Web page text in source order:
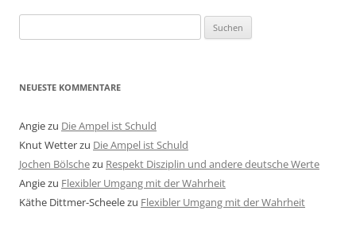
nach:
NEUESTE KOMMENTARE
Angiezu Die Ampel ist Schuld
Knut Wetterzu Die Ampel ist Schuld
Jochen Bölschezu Respekt Disziplin und andere deutsche Werte
Angiezu Flexibler Umgang mit der Wahrheit
Käthe Dittmer-Scheelezu Flexibler Umgang mit der Wahrheit